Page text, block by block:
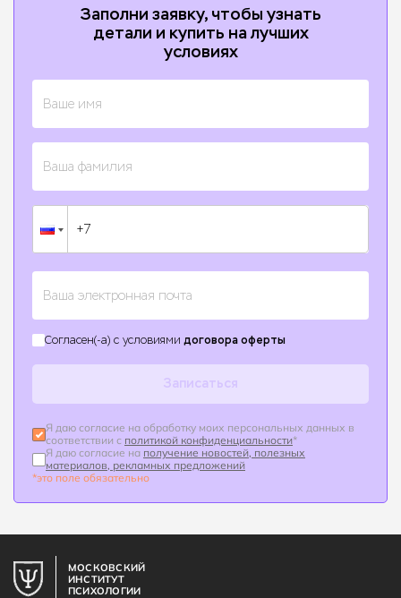
Заполни заявку, чтобы узнать
детали и купить на лучших
условиях
Согласен(-а) с условиями договора оферты
Записаться
Я даю согласие на обработку моих персональных данных в
соответствии с политикой конфиденциальности*
Я даю согласие на получение новостей, полезных
материалов, рекламных предложений
*это поле обязательно
МОСКОВСКИЙ
ИНСТИТУТ
ПСИХОЛОГИИ